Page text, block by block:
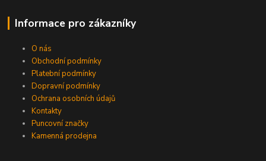
Informace pro zákazníky
O nás
Obchodní podmínky
Platební podmínky
Dopravní podmínky
Ochrana osobních údajů
Kontakty
Puncovní značky
Kamenná prodejna